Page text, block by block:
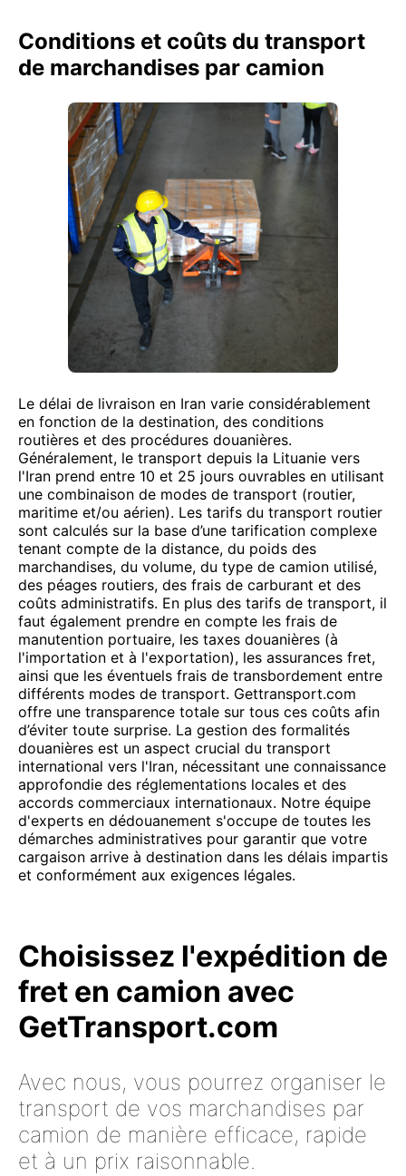
Conditions et coûts du transport
de marchandises par camion
Le délai de livraison en Iran varie considérablement
en fonction de la destination, des conditions
routières et des procédures douanières.
Généralement, le transport depuis la Lituanie vers
l'Iran prend entre 10 et 25 jours ouvrables en utilisant
une combinaison de modes de transport (routier,
maritime et/ou aérien). Les tarifs du transport routier
sont calculés sur la base d’une tarification complexe
tenant compte de la distance, du poids des
marchandises, du volume, du type de camion utilisé,
des péages routiers, des frais de carburant et des
coûts administratifs. En plus des tarifs de transport, il
faut également prendre en compte les frais de
manutention portuaire, les taxes douanières (à
l'importation et à l'exportation), les assurances fret,
ainsi que les éventuels frais de transbordement entre
différents modes de transport. Gettransport.com
offre une transparence totale sur tous ces coûts afin
d’éviter toute surprise. La gestion des formalités
douanières est un aspect crucial du transport
international vers l'Iran, nécessitant une connaissance
approfondie des réglementations locales et des
accords commerciaux internationaux. Notre équipe
d'experts en dédouanement s'occupe de toutes les
démarches administratives pour garantir que votre
cargaison arrive à destination dans les délais impartis
et conformément aux exigences légales.
Choisissez l'expédition de
fret en camion avec
GetTransport.com
Avec nous, vous pourrez organiser le
transport de vos marchandises par
camion de manière efficace, rapide
et à un prix raisonnable.